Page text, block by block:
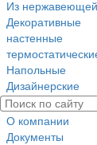
Из нержавеющей
Декоративные
настенные
Напольные
Дизайнерские
О компании
Документы